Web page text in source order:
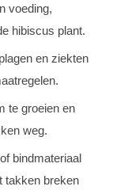
voeding,
hibiscus plant.
en ziekten
te groeien en
weg.
bindmateriaal
takken breken